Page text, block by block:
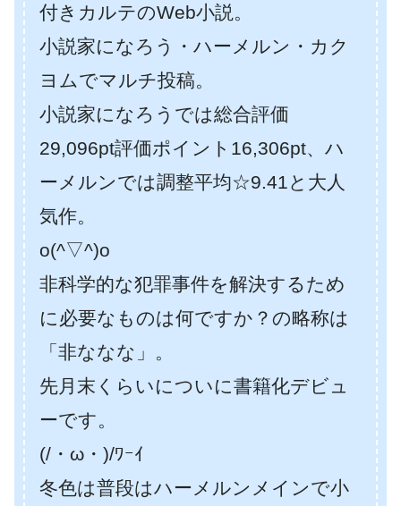
付きカルテのWeb小説。
小説家になろう・ハーメルン・カク
ヨムでマルチ投稿。
小説家になろうでは総合評価
29,096pt評価ポイント16,306pt、ハ
ーメルンでは調整平均☆9.41と大人
気作。
o(^▽^)o
非科学的な犯罪事件を解決するため
に必要なものは何ですか？の略称は
「非ななな」。
先月末くらいについに書籍化デビュ
ーです。
(/・ω・)/ﾜｰｲ
冬色は普段はハーメルンメインで小